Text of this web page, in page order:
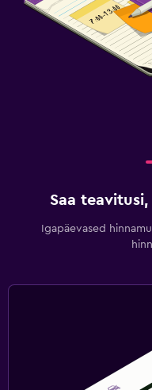
Saa
Igapäevased